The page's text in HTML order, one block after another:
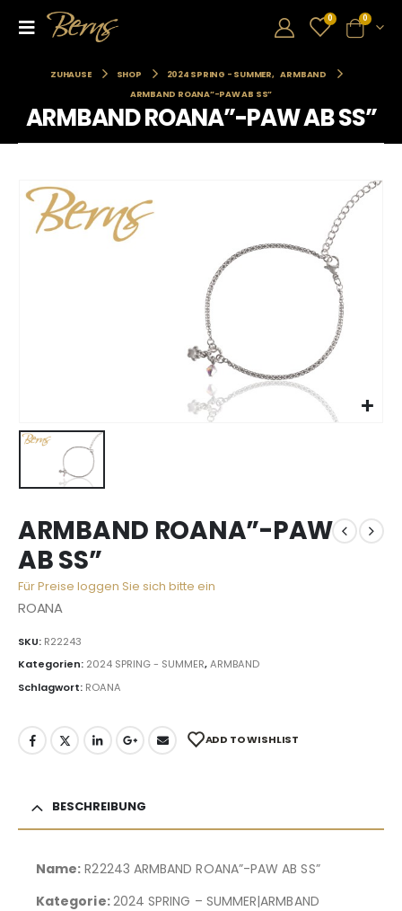
0 0
ZUHAUSE SHOP 2024 SPRING - SUMMER, ARMBAND
ARMBAND ROANA”-PAW AB SS”
ARMBAND ROANA”-PAW AB SS”
ARMBAND ROANA”-PAW
AB SS”
Für Preise loggen Sie sich bitte ein
ROANA
SKU: R22243
Kategorien: 2024 SPRING - SUMMER,ARMBAND
Schlagwort: ROANA
ADD TO WISHLIST
BESCHREIBUNG
Name: R22243 ARMBAND ROANA”-PAW AB SS”
Kategorie:2024 SPRING – SUMMER|ARMBAND